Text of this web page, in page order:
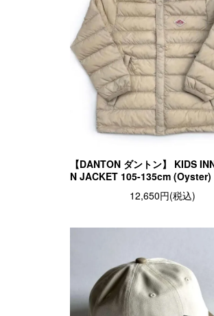
【DANTON ダントン】 KIDS
N JACKET 105-135cm (Oyster)
12,650円(税込)